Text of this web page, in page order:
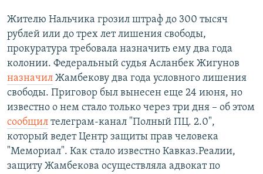
Жителю Нальчика грозил штраф до 300 тысяч
рублей или до трех лет лишения свободы,
прокуратура требовала назначить ему два года
колонии. Федеральный судья Асланбек Жигунов
назначил Жамбекову два года условного лишения
свободы. Приговор был вынесен еще 24 июня, но
известно о нем стало только через три дня – об этом
сообщил телеграм-канал "Полный ПЦ. 2.0",
который ведет Центр защиты прав человека
"Мемориал". Как стало известно Кавказ.Реалии,
защиту Жамбекова осуществляла адвокат по